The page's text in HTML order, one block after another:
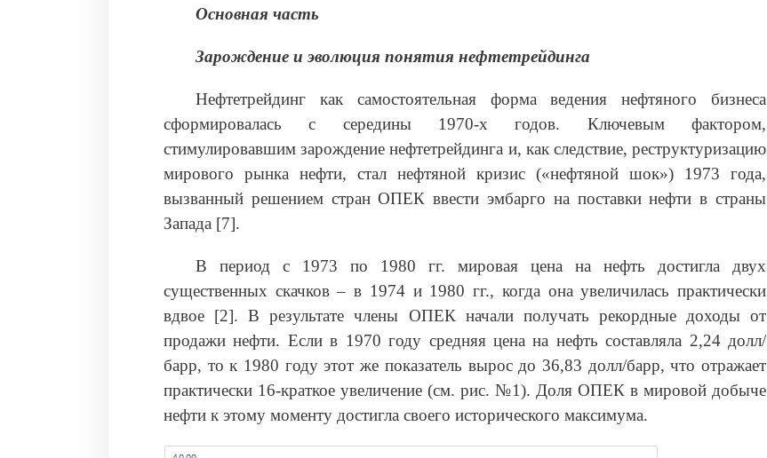
Основная часть
Зарождение и эволюция понятия нефтетрейдинга
Нефтетрейдинг как самостоятельная форма ведения нефтяного бизнеса
сформировалась с середины 1970-х годов. Ключевым фактором,
стимулировавшим зарождение нефтетрейдинга и, как следствие, реструктуризацию
мирового рынка нефти, стал нефтяной кризис («нефтяной шок») 1973 года,
вызванный решением стран ОПЕК ввести эмбарго на поставки нефти в страны
Запада [7].
В период с 1973 по 1980 гг. мировая цена на нефть достигла двух
существенных скачков – в 1974 и 1980 гг., когда она увеличилась практически
вдвое [2]. В результате члены ОПЕК начали получать рекордные доходы от
продажи нефти. Если в 1970 году средняя цена на нефть составляла 2,24 долл/
барр, то к 1980 году этот же показатель вырос до 36,83 долл/барр, что отражает
практически 16-краткое увеличение (см. рис. №1). Доля ОПЕК в мировой добыче
нефти к этому моменту достигла своего исторического максимума.